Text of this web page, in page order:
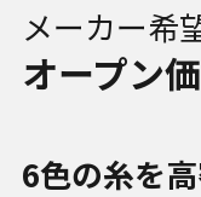
メーカー希
オープン
6色の糸を